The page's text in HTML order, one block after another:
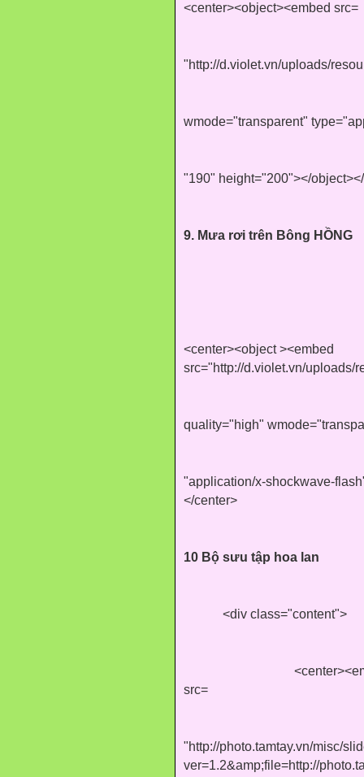
<center><object><embed src=
"http://d.violet.vn/uploads/
wmode="transparent"
"190" height="200"></
9. Mưa rơi trên Bông HỒNG
<center><object ><embed
src="http://d.violet.vn/uploads/
quality="high"
"application/x-shockwave-
</center>
10 Bộ sưu tập hoa lan
<div class="content">
src=
"http://photo.tamtay.vn/misc/
ver=1.2&amp;file=http://